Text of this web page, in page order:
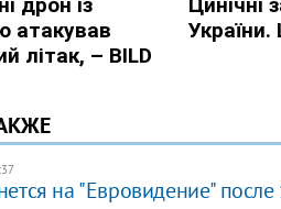
на "Евровидение"